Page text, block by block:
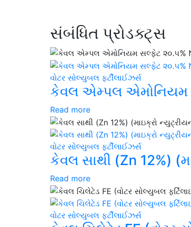
સંબંધિત પ્રોડક્ટ્સ
વોટર સોલ્યુબલ ફર્ટીલાઈઝર્સ
કેવલ એમ્પલ એમોનિયમ
Read more
વોટર સોલ્યુબલ ફર્ટીલાઈઝર્સ
કેવલ સાથી (Zn 12%)
Read more
વોટર સોલ્યુબલ ફર્ટીલાઈઝર્સ